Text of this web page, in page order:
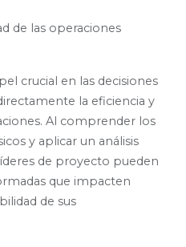
de las operaciones
crucial en las decisiones
la eficiencia y
Al comprender los
y aplicar un análisis
de proyecto pueden
que impacten
de sus